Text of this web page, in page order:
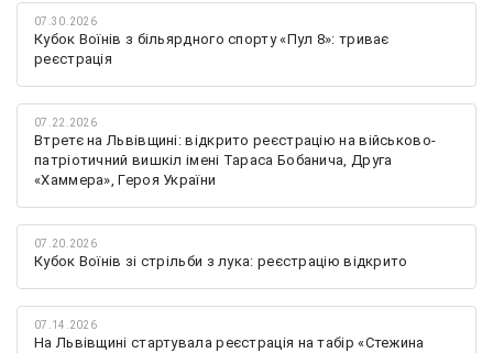
07.30.2026
Кубок Воїнів з більярдного спорту «Пул 8»: триває
реєстрація
07.22.2026
Втретє на Львівщині: відкрито реєстрацію на військово-
патріотичний вишкіл імені Тараса Бобанича, Друга
«Хаммера», Героя України
07.20.2026
Кубок Воїнів зі стрільби з лука: реєстрацію відкрито
07.14.2026
На Львівщині стартувала реєстрація на табір «Стежина